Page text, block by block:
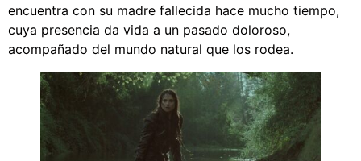
encuentra con su madre fallecida hace mucho tiempo,
cuya presencia da vida a un pasado doloroso,
acompañado del mundo natural que los rodea.